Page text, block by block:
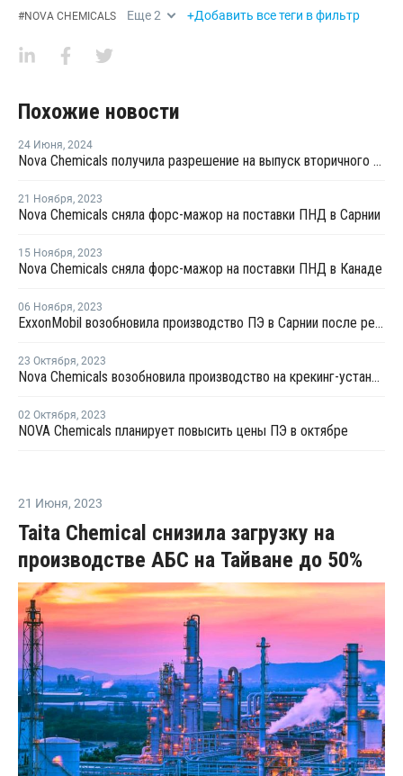
#NOVA CHEMICALS Еще2 +Добавить все теги в фильтр
Похожие новости
24 Июня, 2024
Nova Chemicals получила разрешение на выпуск вторичного ЛПНП для пищевых продуктов
21 Ноября, 2023
Nova Chemicals сняла форс-мажор на поставки ПНД в Сарнии
15 Ноября, 2023
Nova Chemicals сняла форс-мажор на поставки ПНД в Канаде
06 Ноября, 2023
ExxonMobil возобновила производство ПЭ в Сарнии после ремонта
23 Октября, 2023
Nova Chemicals возобновила производство на крекинг-установке в Корунне
02 Октября, 2023
NOVA Chemicals планирует повысить цены ПЭ в октябре
21 Июня, 2023
Taita Chemical снизила загрузку на
производстве АБС на Тайване до 50%